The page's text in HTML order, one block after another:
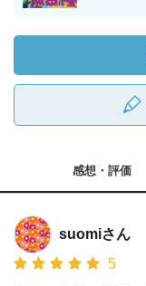
感想・評価
suomiさん
5